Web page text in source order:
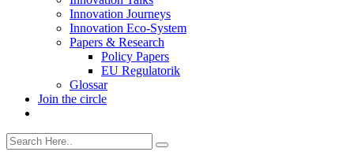
Innovation Journeys
Innovation Eco-System
Papers & Research
Policy Papers
EU Regulatorik
Glossar
Join the circle